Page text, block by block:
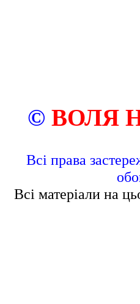
© ВОЛЯ
Всі права
Всі матеріали на